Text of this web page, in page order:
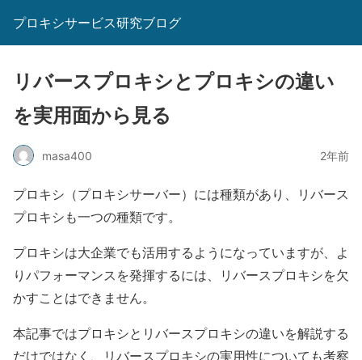
プロキシサービス研究ブログ
リバースプロキシとプロキシの違い
を実用面から見る
masa400 2年前
プロキシ（プロキシサーバー）には種類があり、リバース
プロキシも一つの種類です。
プロキシは大企業でも活用するようになっていますが、よ
りパフォーマンスを発揮するには、リバースプロキシを欠
かすことはできません。
本記事ではプロキシとリバースプロキシの違いを解説する
だけではなく、リバースプロキシの実用性についても考察